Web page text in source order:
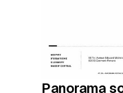
Panorama